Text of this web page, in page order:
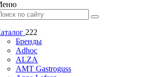
222
Бренды
Adhoc
ALZA
AMT Gastroguss